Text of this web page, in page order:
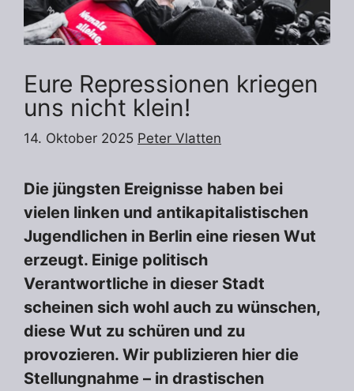
Eure Repressionen kriegen
uns nicht klein!
14. Oktober 2025 Peter Vlatten
Die jüngsten Ereignisse haben bei
vielen linken und antikapitalistischen
Jugendlichen in Berlin eine riesen Wut
erzeugt. Einige politisch
Verantwortliche in dieser Stadt
scheinen sich wohl auch zu wünschen,
diese Wut zu schüren und zu
provozieren. Wir publizieren hier die
Stellungnahme – in drastischen